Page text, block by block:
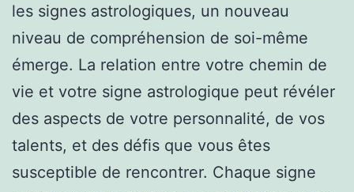
les signes astrologiques, un nouveau
niveau de compréhension de soi-même
émerge. La relation entre votre chemin de
vie et votre signe astrologique peut révéler
des aspects de votre personnalité, de vos
talents, et des défis que vous êtes
susceptible de rencontrer. Chaque signe